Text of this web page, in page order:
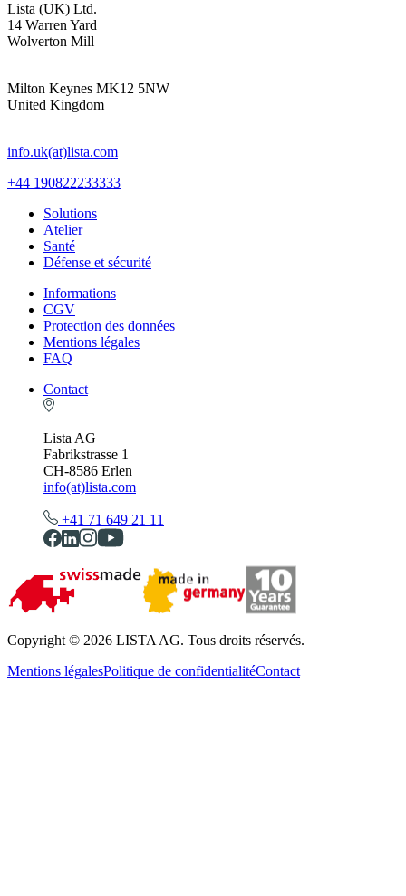
Lista (UK) Ltd.
14 Warren Yard
Wolverton Mill
Milton Keynes MK12 5NW
United Kingdom
info.uk(at)lista.com
+44 190822233333
Solutions
Atelier
Santé
Défense et sécurité
Informations
CGV
Protection des données
Mentions légales
FAQ
Contact
Lista AG
Fabrikstrasse 1
CH-8586 Erlen
info(at)lista.com
+41 71 649 21 11
Copyright © 2026 LISTA AG. Tous droits réservés.
Mentions légalesPolitique de confidentialitéContact